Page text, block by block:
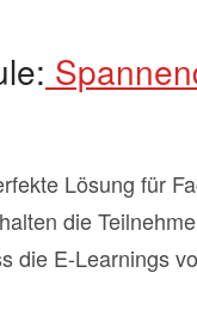
Lösung für
die
die E-Learnings